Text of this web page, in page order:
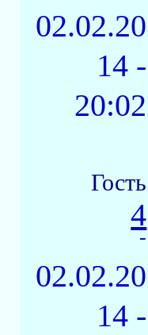
02.02.20
14 -
20:02
Гость
4
-
02.02.20
14 -